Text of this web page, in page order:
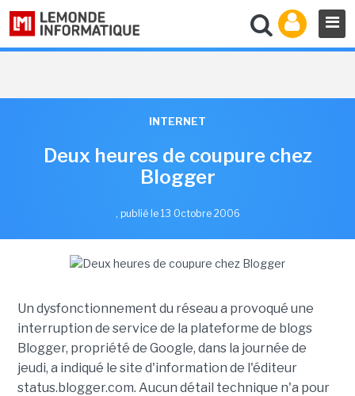
INTERNET
Deux heures de coupure chez
Blogger
, publié le 13 Octobre 2006
Un dysfonctionnement du réseau a provoqué une
interruption de service de la plateforme de blogs
Blogger, propriété de Google, dans la journée de
jeudi, a indiqué le site d'information de l'éditeur
status.blogger.com. Aucun détail technique n'a pour